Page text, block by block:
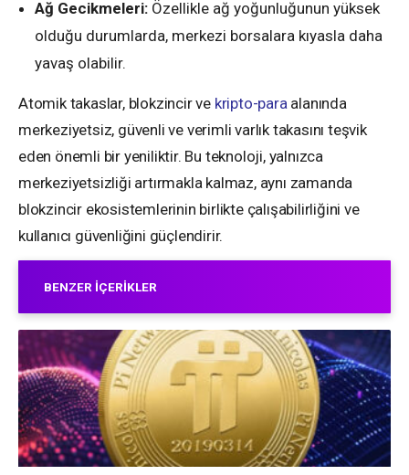
Ağ Gecikmeleri: Özellikle ağ yoğunluğunun yüksek
olduğu durumlarda, merkezi borsalara kıyasla daha
yavaş olabilir.
Atomik takaslar, blokzincir ve kripto-paraalanında
merkeziyetsiz, güvenli ve verimli varlık takasını teşvik
eden önemli bir yeniliktir. Bu teknoloji, yalnızca
merkeziyetsizliği artırmakla kalmaz, aynı zamanda
blokzincir ekosistemlerinin birlikte çalışabilirliğini ve
kullanıcı güvenliğini güçlendirir.
BENZER İÇERIKLER